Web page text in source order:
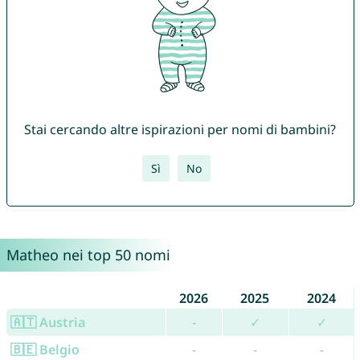
Stai cercando altre ispirazioni per nomi di bambini?
Sì No
Matheo nei top 50 nomi
2026 2025
2024
🇦🇹 Austria
- ✓
✓
🇧🇪 Belgio
- - -